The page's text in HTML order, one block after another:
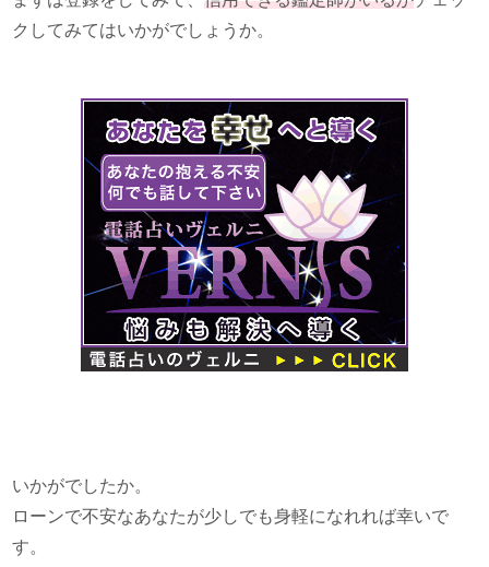
クしてみてはいかがでしょうか。
いかがでしたか。
ローンで不安なあなたが少しでも身軽になれれば幸いで
す。